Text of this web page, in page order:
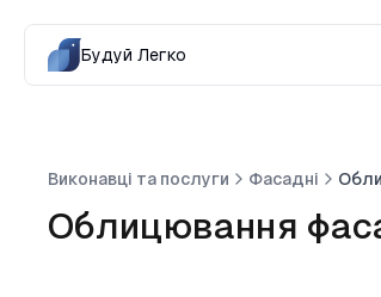
Будуй Легко
Виконавці та послуги Фасадні
Облицювання